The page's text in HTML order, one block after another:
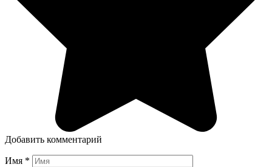
Добавить комментарий
Имя *